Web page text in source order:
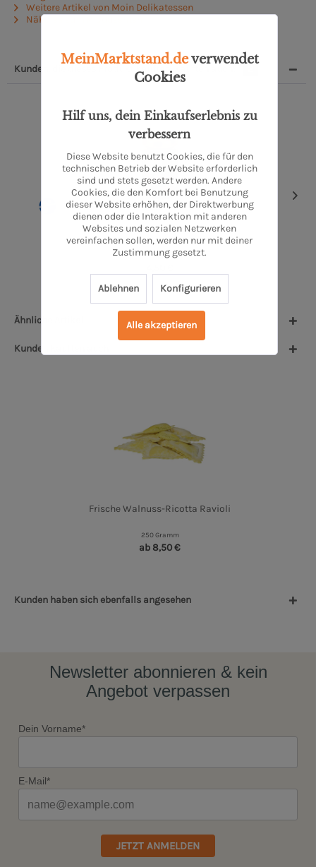
Weitere Artikel von Moin Delikatessen
Näheres zum Produzenten
Kunden, die dieses Produkt kauften, kauften auch:
Tomaten-Knobi-Pesto
1 Stück
Ähnliche Artikel
Kunden kauften auch
Frische Walnuss-Ricotta Ravioli
250 Gramm
ab 8,50 €
Kunden haben sich ebenfalls angesehen
Newsletter abonnieren & kein
Angebot verpassen
Dein Vorname*
E-Mail*
JETZT ANMELDEN
MeinMarktstand.deverwendet
Cookies
Hilf uns, dein Einkaufserlebnis zu
verbessern
Diese Website benutzt Cookies, die für den
technischen Betrieb der Website erforderlich
sind und stets gesetzt werden. Andere
Cookies, die den Komfort bei Benutzung
dieser Website erhöhen, der Direktwerbung
dienen oder die Interaktion mit anderen
Websites und sozialen Netzwerken
vereinfachen sollen, werden nur mit deiner
Zustimmung gesetzt.
Ablehnen Konfigurieren
Alle akzeptieren